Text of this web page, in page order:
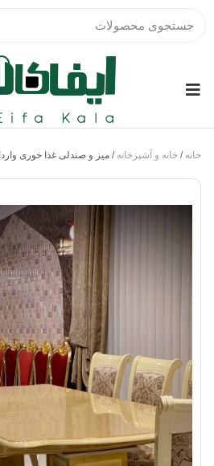
خانه / خانه و آشپزخانه / میز و صندلی غذا خوری